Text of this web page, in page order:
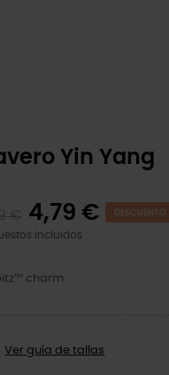
Yin Yang
4,79 €
incluidos
charm.
Ver guía de tallas